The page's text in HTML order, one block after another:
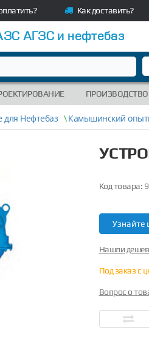
Как доставить?
АГЗС и нефтебаз
ПРОИЗВОДСТВО
для Нефтебаз \Камышинский
Код товара:
Узнайте
Нашли
Под заказ с
Вопрос о